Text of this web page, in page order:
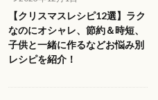
【クリスマスレシピ12選】ラク
なのにオシャレ、節約＆時短、
子供と一緒に作るなどお悩み別
レシピを紹介！